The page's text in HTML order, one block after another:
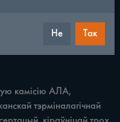
і граматык,
камісію АЛА,
тэрміналагічнай
Не Так